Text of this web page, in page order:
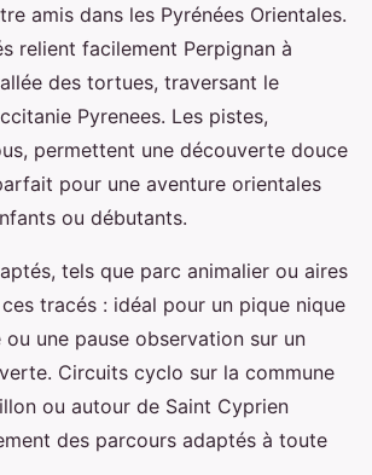
amis dans les Pyrénées Orientales.
relient facilement Perpignan à
des tortues, traversant le
Pyrenees. Les pistes,
permettent une découverte douce
pour une aventure orientales
ou débutants.
tels que parc animalier ou aires
tracés : idéal pour un pique nique
ou une pause observation sur un
Circuits cyclo sur la commune
ou autour de Saint Cyprien
des parcours adaptés à toute